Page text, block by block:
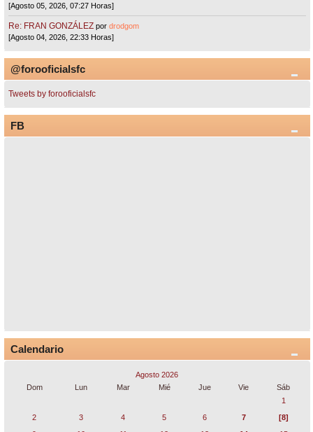
[Agosto 05, 2026, 07:27 Horas]
Re: FRAN GONZÁLEZ pordrodgom
[Agosto 04, 2026, 22:33 Horas]
@forooficialsfc
Tweets by forooficialsfc
FB
Calendario
Agosto 2026
Dom
Lun Mar Mié Jue Vie
Sáb
1
2
3 4 5 6 7
[8]